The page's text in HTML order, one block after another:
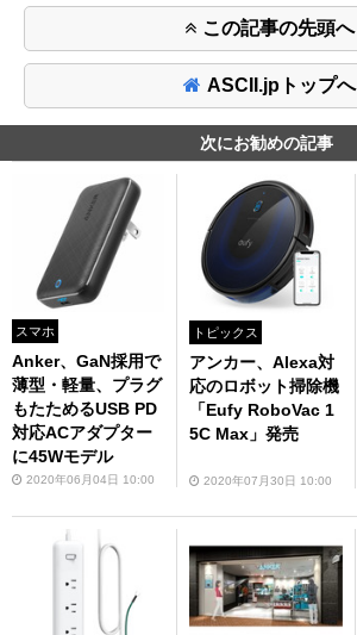
この記事の先頭へ
ASCII.jpトップへ
次にお勧めの記事
スマホ
Anker、GaN採用で
薄型・軽量、プラグ
もたためるUSB PD
対応ACアダプター
に45Wモデル
2020年06月04日 10:00
トピックス
アンカー、Alexa対
応のロボット掃除機
「Eufy RoboVac 1
5C Max」発売
2020年07月30日 10:00